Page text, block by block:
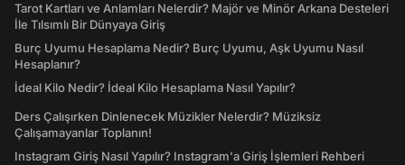
Tarot Kartları ve Anlamları Nelerdir? Majör ve Minör Arkana Desteleri
İle Tılsımlı Bir Dünyaya Giriş
Burç Uyumu Hesaplama Nedir? Burç Uyumu, Aşk Uyumu Nasıl
Hesaplanır?
İdeal Kilo Nedir? İdeal Kilo Hesaplama Nasıl Yapılır?
Ders Çalışırken Dinlenecek Müzikler Nelerdir? Müziksiz
Çalışamayanlar Toplanın!
Instagram Giriş Nasıl Yapılır? Instagram'a Giriş İşlemleri Rehberi